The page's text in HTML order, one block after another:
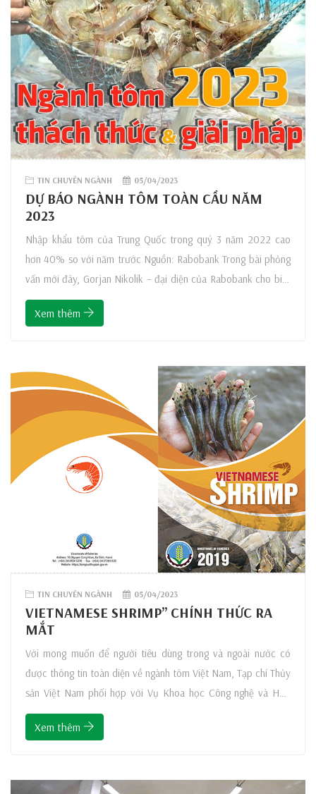
TIN CHUYÊN NGÀNH 05/04/2023
DỰ BÁO NGÀNH TÔM TOÀN CẦU NĂM
2023
Nhập khẩu tôm của Trung Quốc trong quý 3 năm 2022 cao
hơn 40% so với năm trước Nguồn: Rabobank Trong bài phỏng
vấn mới đây, Gorjan Nikolik – đại diện của Rabobank cho biết
những dự đoán cũng như xu hướng của ngành tôm vào năm
2023. “Giá tôm tăng cao vào cuối chu
Xem thêm
TIN CHUYÊN NGÀNH 05/04/2023
VIETNAMESE SHRIMP” CHÍNH THỨC RA
MẮT
Với mong muốn để người tiêu dùng trong và ngoài nước có
được thông tin toàn diện về ngành tôm Việt Nam, Tạp chí Thủy
sản Việt Nam phối hợp với Vụ Khoa học Công nghệ và Hợp
tác quốc tế (Tổng cục Thủy sản) thực hiện xuất bản cuốn
cataloge “Vietnamese Shrimp”. “Vietnamese
Xem thêm